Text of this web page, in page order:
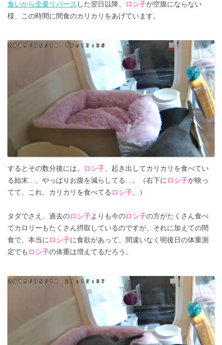
食いから全量リバース した翌日以降、 ロシ子が空腹にならない
様、この時間に間食のカリカリをあげています。
するとその数分後には、 ロシ子、起き出してカリカリを食べてい
る始末…、やっぱりお腹を減らしてる…。（右下に ロシ子が映っ
てて、これ、カリカリを食べてる ロシ子。）
タダでさえ、過去のロシ子よりも今のロシ子の方がたくさん食べ
てカロリーもたくさん摂取しているのですが、それに加えての間
食で、本当に ロシ子に食欲があって、間違いなく明後日の体重測
定でも ロシ子の体重は増えてるだろう。